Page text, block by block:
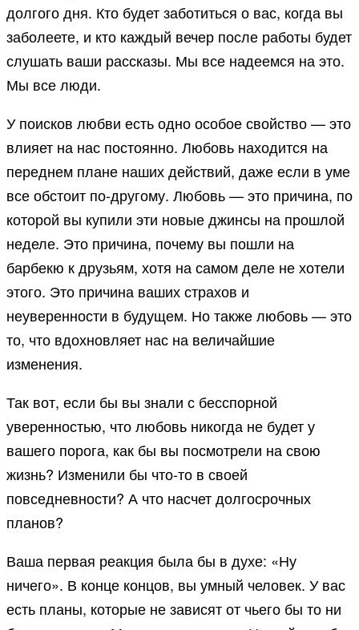
долгого дня. Кто будет заботиться о вас, когда вы
заболеете, и кто каждый вечер после работы будет
слушать ваши рассказы. Мы все надеемся на это.
Мы все люди.
У поисков любви есть одно особое свойство — это
влияет на нас постоянно. Любовь находится на
переднем плане наших действий, даже если в уме
все обстоит по-другому. Любовь — это причина, по
которой вы купили эти новые джинсы на прошлой
неделе. Это причина, почему вы пошли на
барбекю к друзьям, хотя на самом деле не хотели
этого. Это причина ваших страхов и
неуверенности в будущем. Но также любовь — это
то, что вдохновляет нас на величайшие
изменения.
Так вот, если бы вы знали с бесспорной
уверенностью, что любовь никогда не будет у
вашего порога, как бы вы посмотрели на свою
жизнь? Изменили бы что-то в своей
повседневности? А что насчет долгосрочных
планов?
Ваша первая реакция была бы в духе: «Ну
ничего». В конце концов, вы умный человек. У вас
есть планы, которые не зависят от чьего бы то ни